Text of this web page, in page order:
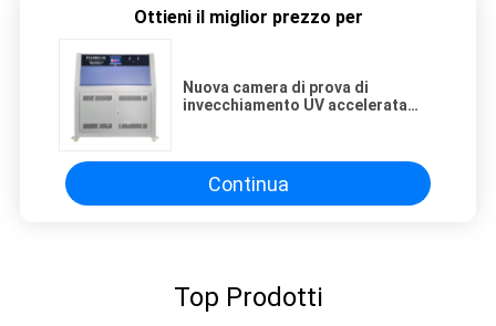
Ottieni il miglior prezzo per
Nuova camera di prova di
invecchiamento UV accelerata
Continua
Top Prodotti